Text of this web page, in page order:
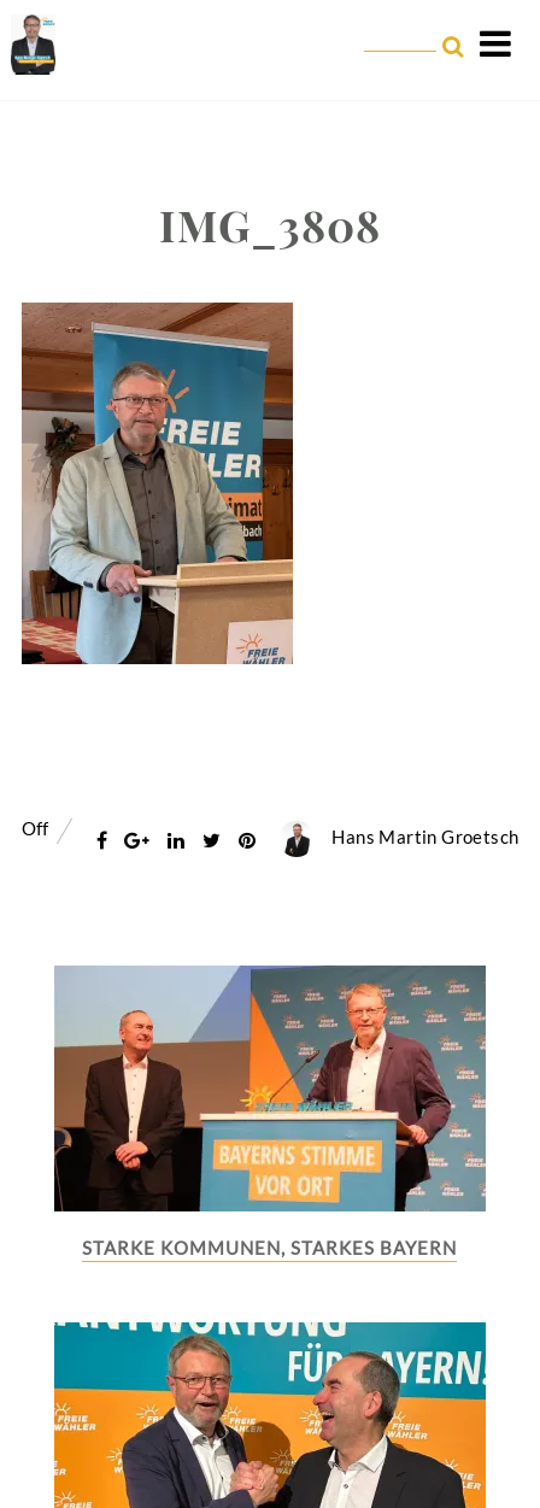
IMG_3808
Off Hans Martin Groetsch
STARKE KOMMUNEN, STARKES BAYERN